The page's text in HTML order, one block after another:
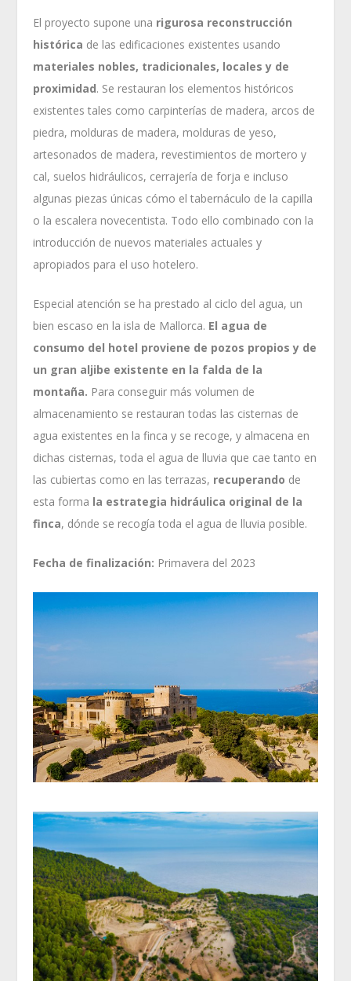
El proyecto supone una rigurosa reconstrucción
histórica de las edificaciones existentes usando
materiales nobles, tradicionales, locales y de
proximidad. Se restauran los elementos históricos
existentes tales como carpinterías de madera, arcos de
piedra, molduras de madera, molduras de yeso,
artesonados de madera, revestimientos de mortero y
cal, suelos hidráulicos, cerrajería de forja e incluso
algunas piezas únicas cómo el tabernáculo de la capilla
o la escalera novecentista. Todo ello combinado con la
introducción de nuevos materiales actuales y
apropiados para el uso hotelero.
Especial atención se ha prestado al ciclo del agua, un
bien escaso en la isla de Mallorca. El agua de
consumo del hotel proviene de pozos propios y de
un gran aljibe existente en la falda de la
montaña. Para conseguir más volumen de
almacenamiento se restauran todas las cisternas de
agua existentes en la finca y se recoge, y almacena en
dichas cisternas, toda el agua de lluvia que cae tanto en
las cubiertas como en las terrazas, recuperando de
esta forma la estrategia hidráulica original de la
finca, dónde se recogía toda el agua de lluvia posible.
Fecha de finalización: Primavera del 2023